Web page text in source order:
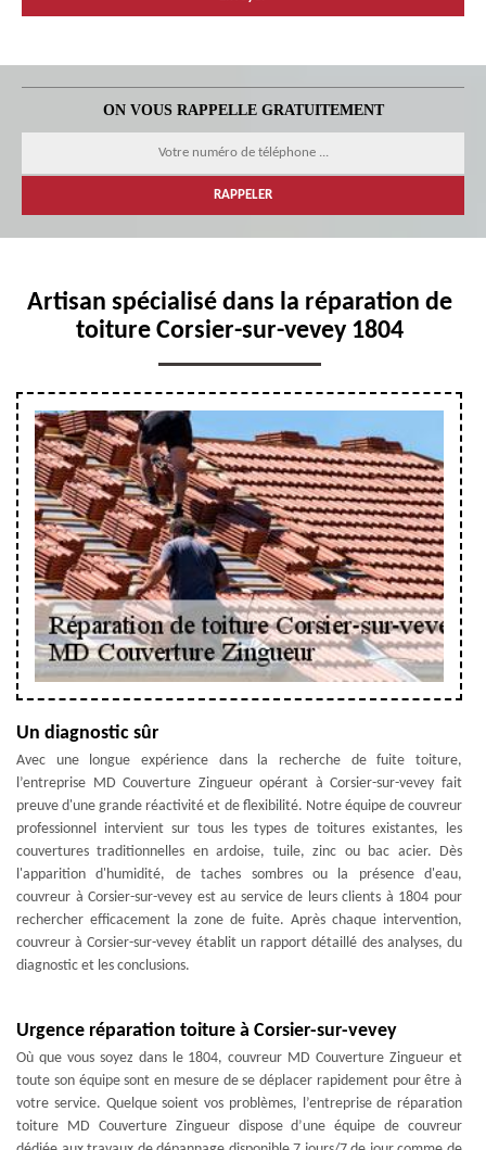
ON VOUS RAPPELLE GRATUITEMENT
Artisan spécialisé dans la réparation de
toiture Corsier-sur-vevey 1804
Un diagnostic sûr
Avec une longue expérience dans la recherche de fuite toiture,
l’entreprise MD Couverture Zingueur opérant à Corsier-sur-vevey fait
preuve d'une grande réactivité et de flexibilité. Notre équipe de couvreur
professionnel intervient sur tous les types de toitures existantes, les
couvertures traditionnelles en ardoise, tuile, zinc ou bac acier. Dès
l'apparition d'humidité, de taches sombres ou la présence d'eau,
couvreur à Corsier-sur-vevey est au service de leurs clients à 1804 pour
rechercher efficacement la zone de fuite. Après chaque intervention,
couvreur à Corsier-sur-vevey établit un rapport détaillé des analyses, du
diagnostic et les conclusions.
Urgence réparation toiture à Corsier-sur-vevey
Où que vous soyez dans le 1804, couvreur MD Couverture Zingueur et
toute son équipe sont en mesure de se déplacer rapidement pour être à
votre service. Quelque soient vos problèmes, l’entreprise de réparation
toiture MD Couverture Zingueur dispose d’une équipe de couvreur